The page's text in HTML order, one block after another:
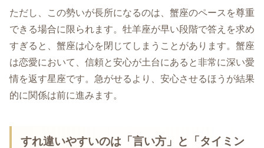
ただし、この勢いが長所になるのは、蟹座のペースを尊重
できる場合に限られます。牡羊座が早い段階で答えを求め
すぎると、蟹座は心を閉じてしまうことがあります。蟹座
は恋愛において、信頼と安心が土台にあると非常に深い愛
情を返す星座です。急がせるより、安心させるほうが結果
的に関係は前に進みます。
すれ違いやすいのは「言い方」と「タイミン